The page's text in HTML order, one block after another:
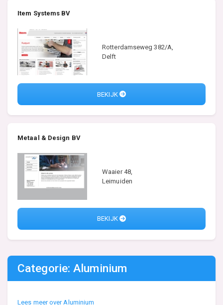
Item Systems BV
Rotterdamseweg 382/A,
Delft
BEKIJK
Metaal & Design BV
Waaier 48,
Leimuiden
BEKIJK
Categorie: Aluminium
Lees meer over Aluminium